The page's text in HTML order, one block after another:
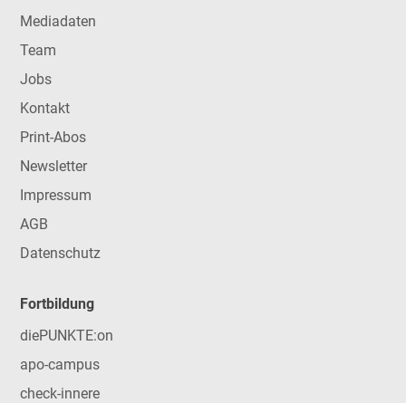
Mediadaten
Team
Jobs
Kontakt
Print-Abos
Newsletter
Impressum
AGB
Datenschutz
Fortbildung
diePUNKTE:on
apo-campus
check-innere